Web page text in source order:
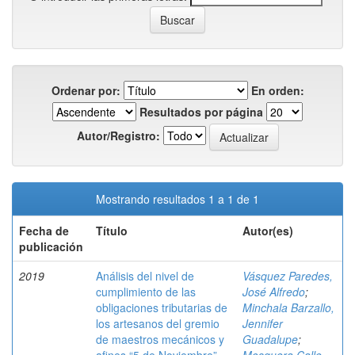
Ordenar por:
En orden:
Resultados por página
Autor/Registro:
Mostrando resultados 1 a 1 de 1
Fecha de
publicación
Título Autor(es)
2019
Análisis del nivel de
cumplimiento de las
obligaciones tributarias de
los artesanos del gremio
de maestros mecánicos y
Vásquez Paredes,
José Alfredo;
Minchala Barzallo,
Jennifer
Guadalupe;